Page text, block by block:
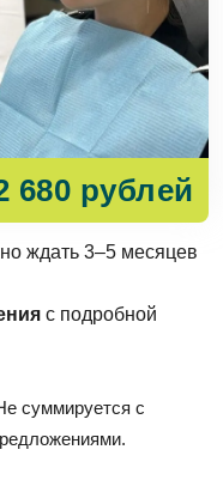
680 рублей
ждать 3–5 месяцев
с подробной
суммируется с